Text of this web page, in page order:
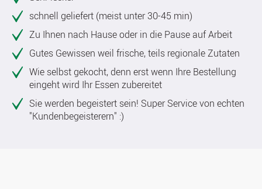
schnell geliefert (meist unter 30-45 min)
Zu Ihnen nach Hause oder in die Pause auf Arbeit
Gutes Gewissen weil frische, teils regionale Zutaten
Wie selbst gekocht, denn erst wenn Ihre Bestellung
eingeht wird Ihr Essen zubereitet
Sie werden begeistert sein! Super Service von echten
"Kundenbegeisterern" :)